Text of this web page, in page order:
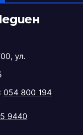
ул.
054 800 194
9440